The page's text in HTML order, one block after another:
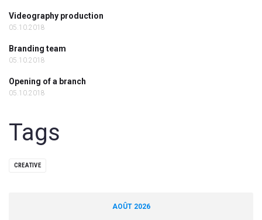
Videography production
05.10.2018
Branding team
05.10.2018
Opening of a branch
05.10.2018
Tags
CREATIVE
AOÛT 2026